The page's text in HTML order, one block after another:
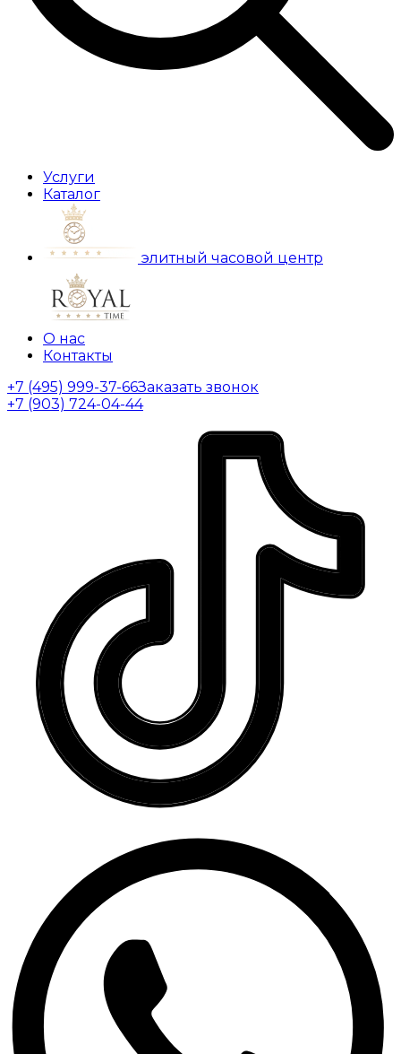
Услуги
Каталог
элитный часовой центр
О нас
Контакты
+7 (495) 999-37-66Заказать звонок
+7 (903) 724-04-44